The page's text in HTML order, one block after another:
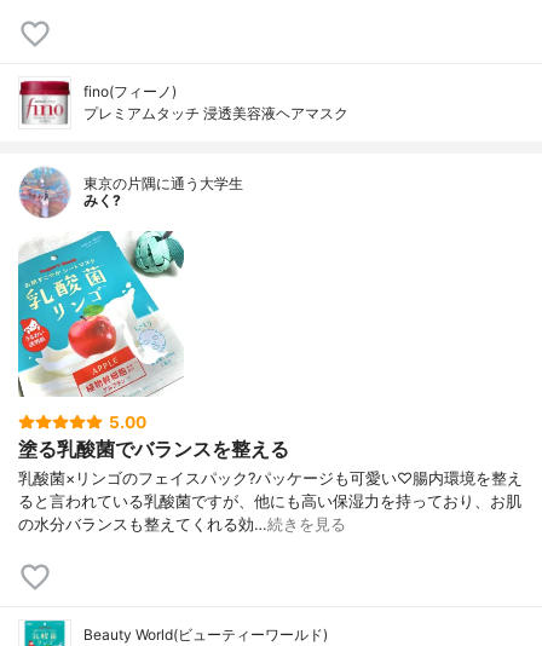
fino(フィーノ)
プレミアムタッチ 浸透美容液ヘアマスク
東京の片隅に通う大学生
みく?
5.00
塗る乳酸菌でバランスを整える
乳酸菌×リンゴのフェイスパック?パッケージも可愛い♡腸内環境を整え
ると言われている乳酸菌ですが、他にも高い保湿力を持っており、お肌
の水分バランスも整えてくれる効…続きを見る
Beauty World(ビューティーワールド)